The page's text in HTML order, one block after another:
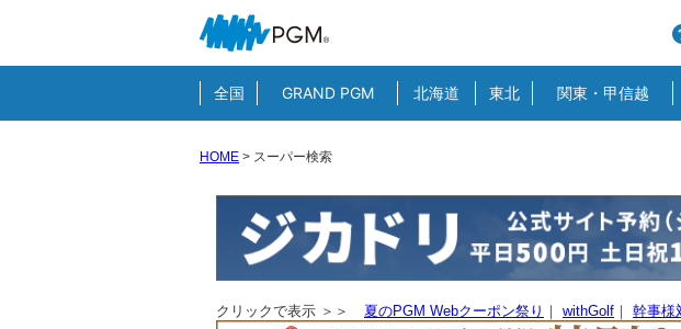
全国 GRAND PGM 北海道 東北 関東・甲信越
HOME > スーパー検索
クリックで表示 ＞＞ 夏のPGM Webクーポン祭り ｜ withGolf ｜ 幹事様